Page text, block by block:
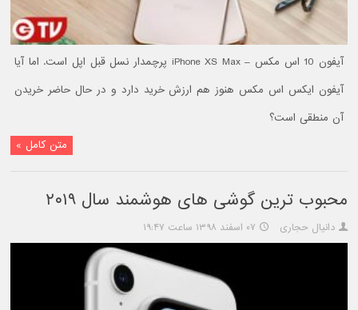
آیفون 10 اس مکس – iPhone XS Max پرچمدار نسل قبل اپل است. اما آیا
آیفون ایکس اس مکس هنوز هم ارزش خرید دارد و در حال حاضر خریدن
آن منطقی است؟
متن کامل »
محبوب‌ ترین گوشی های هوشمند سال ۲۰۱۹
دانیال حجاری ۰۷ اسفند ۱۳۹۸ ساعت ۱۹:۴۷